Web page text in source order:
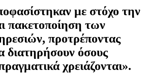
με στόχο την
πακετοποίηση των
προτρέποντας
διατηρήσουν όσους
χρειάζονται».